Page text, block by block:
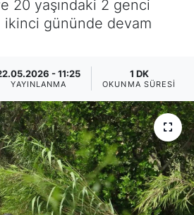
20 yaşındaki 2 genci
ikinci gününde devam
- 11:25
YAYINLANMA
1 DK
OKUNMA SÜRESI